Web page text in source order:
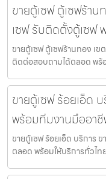
ขายตู้เซฟ ตู้เซฟร้า
เซฟ รับติดตั้งตู้เซฟ
ขายตู้เซฟ ตู้เซฟร้านทอง เ
ติดต่อสอบถามได้ตลอด พร้
ขายตู้เซฟ ร้อยเอ็ด
พร้อมทีมงานมืออา
ขายตู้เซฟ ร้อยเอ็ด บริการ
ตลอด พร้อมให้บริการทั่วไท